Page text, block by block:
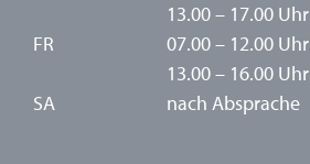
13.00 – 17.00 Uhr
FR
07.00 – 12.00 Uhr
13.00 – 16.00 Uhr
SA
nach Absprache